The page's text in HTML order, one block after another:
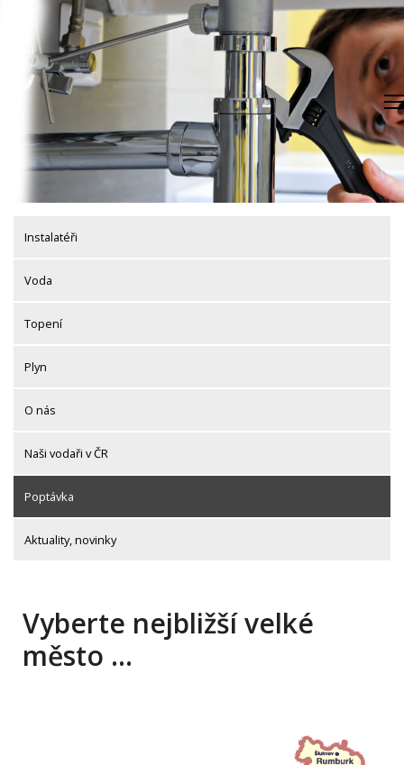
content
Instalatéři
Voda
Topení
Plyn
O nás
Naši vodaři v ČR
Poptávka
Aktuality, novinky
Vyberte nejbližší velké
město …